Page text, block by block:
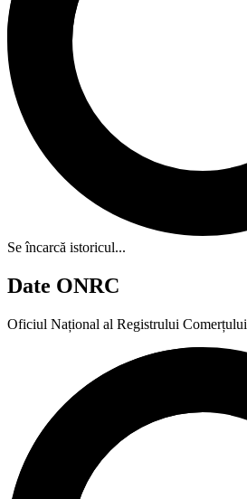
Se încarcă istoricul...
Date ONRC
Oficiul Național al Registrului Comerțului